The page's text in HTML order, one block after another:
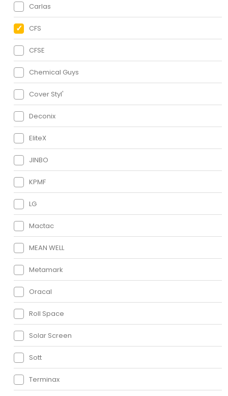
Carlas
CFS
CFSE
Chemical Guys
Cover Styl'
Deconix
EliteX
JINBO
KPMF
LG
Mactac
MEAN WELL
Metamark
Oracal
Roll Space
Solar Screen
Sott
Terminax